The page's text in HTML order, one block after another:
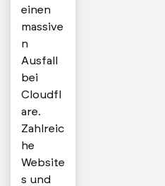
einen
massive
n
Ausfall
bei
Cloudfl
are.
Zahlreic
he
Website
s und